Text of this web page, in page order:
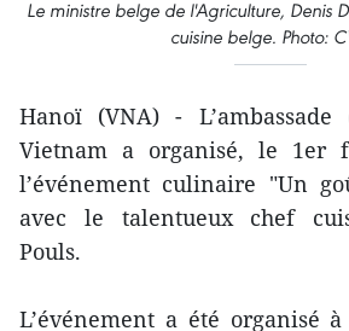
Le ministre belge de l'Agriculture, Denis
cuisine belge. Photo:
Hanoï (VNA) -
Vietnam a organisé, le 1er
l’événement culinaire "Un
avec le talentueux chef
Pouls.
L’événement a été organisé